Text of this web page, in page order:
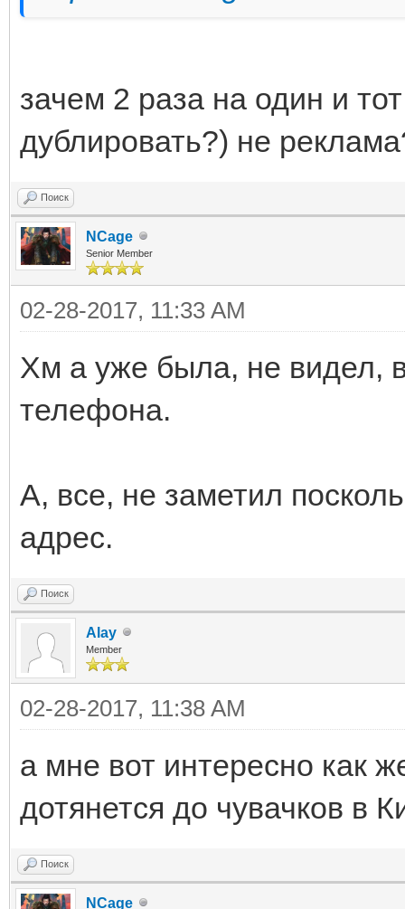
зачем 2 раза на один и
дублировать?) не
Поиск
NCage
Senior Member
02-28-2017, 11:33 AM
Хм а уже была, не видел,
телефона.
А, все, не заметил
адрес.
Поиск
Alay
Member
02-28-2017, 11:38 AM
а мне вот интересно как
дотянется до чувачков в
Поиск
NCage